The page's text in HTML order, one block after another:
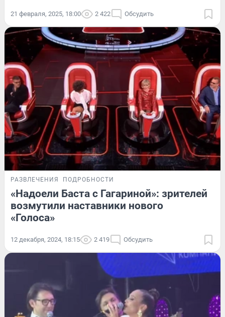
21 февраля, 2025, 18:00 2 422 Обсудить
РАЗВЛЕЧЕНИЯ ПОДРОБНОСТИ
«Надоели Баста с Гагариной»: зрителей
возмутили наставники нового
«Голоса»
12 декабря, 2024, 18:15 2 419 Обсудить